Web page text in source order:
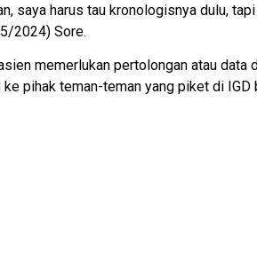
saya harus tau kronologisnya dulu,
2024) Sore.
memerlukan pertolongan atau data
pihak teman-teman yang piket di IGD